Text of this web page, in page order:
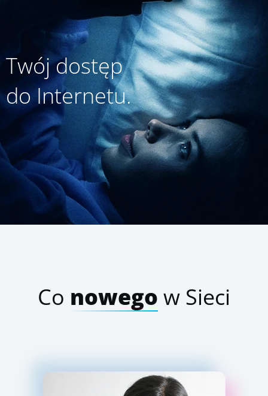
Twój dostęp
do Internetu.
Co nowego w Sieci